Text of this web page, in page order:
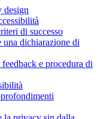
design
di successo
una dichiarazione di
e procedura di